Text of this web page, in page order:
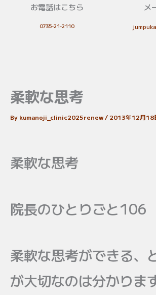
お電話はこちら
0735-21-2110
メ
柔軟な思考
By kumanoji_clinic2025renew/ 2013年12月18
柔軟な思考
院長のひとりごと106
柔軟な思考ができる、
が大切なのは分かりま